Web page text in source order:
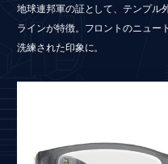
地球連邦軍の証として、テンプル
ラインが特徴。フロントのニュー
洗練された印象に。